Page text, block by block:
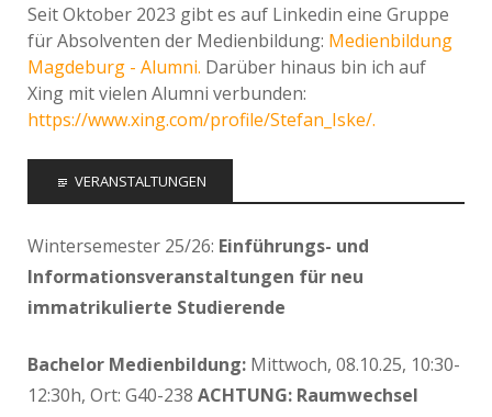
Seit Oktober 2023 gibt es auf Linkedin eine Gruppe
für Absolventen der Medienbildung: Medienbildung
Magdeburg - Alumni. Darüber hinaus bin ich auf
Xing mit vielen Alumni verbunden:
https://www.xing.com/profile/Stefan_Iske/.
VERANSTALTUNGEN
Wintersemester 25/26: Einführungs- und
Informationsveranstaltungen für neu
immatrikulierte Studierende
Bachelor Medienbildung: Mittwoch, 08.10.25, 10:30-
12:30h, Ort: G40-238 ACHTUNG: Raumwechsel